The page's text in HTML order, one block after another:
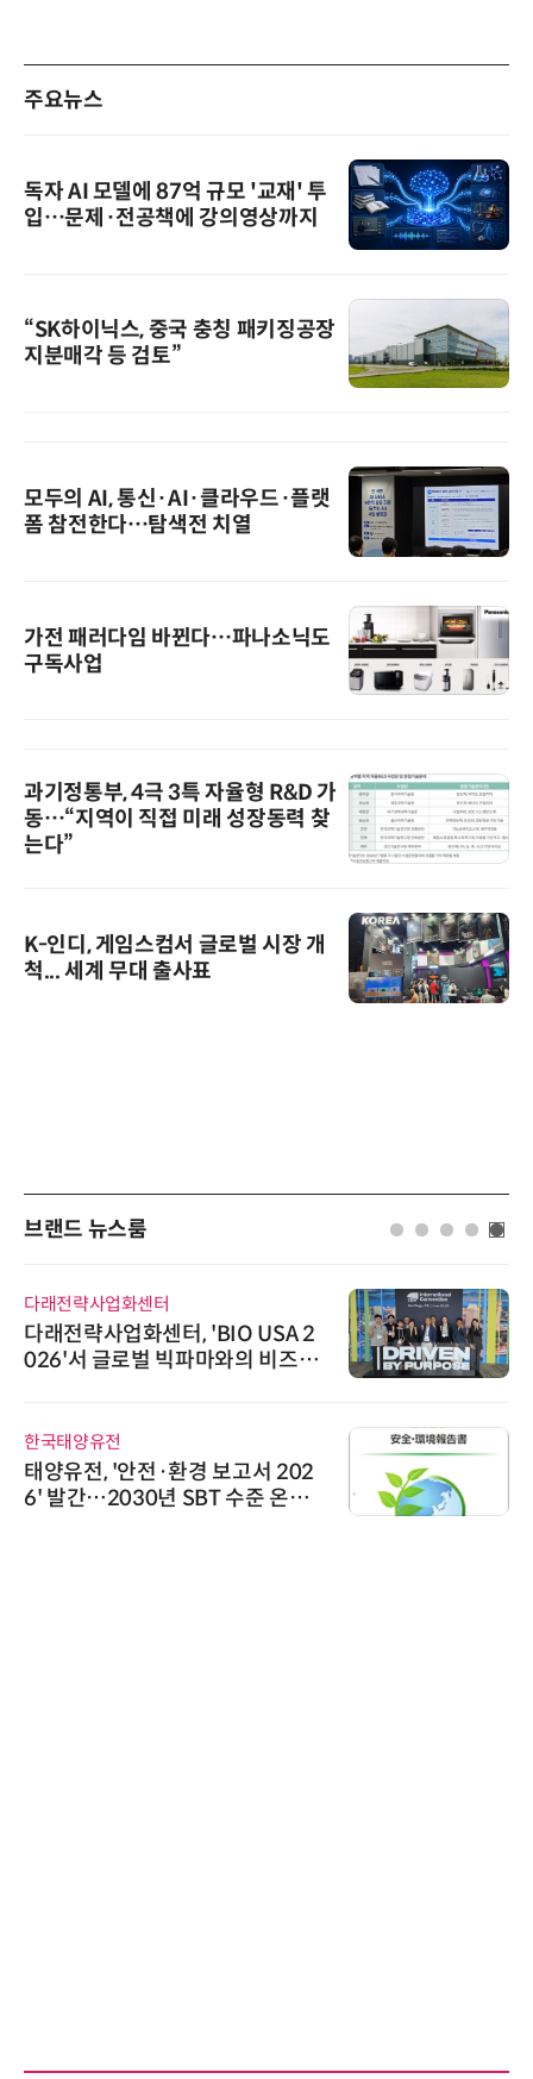
주요뉴스
독자 AI 모델에 87억 규모 '교재' 투
입…문제·전공책에 강의영상까지
“SK하이닉스, 중국 충칭 패키징공장
지분매각 등 검토”
모두의 AI, 통신·AI·클라우드·플랫
폼 참전한다…탐색전 치열
가전 패러다임 바뀐다…파나소닉도
구독사업
과기정통부, 4극 3특 자율형 R&D 가
동…“지역이 직접 미래 성장동력 찾
는다”
K-인디, 게임스컴서 글로벌 시장 개
척... 세계 무대 출사표
브랜드 뉴스룸
다래전략사업화센터
다래전략사업화센터, 'BIO USA 2
026'서 글로벌 빅파마와의 비즈니
한국태양유전
태양유전, '안전·환경 보고서 202
6' 발간…2030년 SBT 수준 온실